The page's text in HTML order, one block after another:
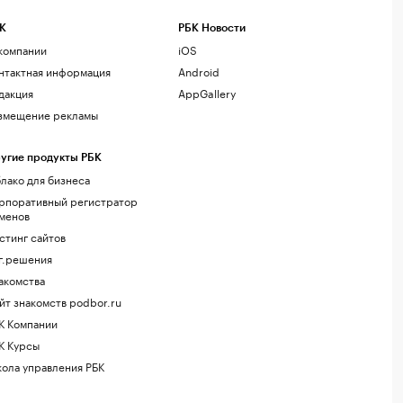
информация
рекламы
продукты РБК
для бизнеса
регистратор
сайтов
знакомств podbor.ru
Компании
Курсы
управления РБК
РБК Новости
iOS
Android
AppGallery